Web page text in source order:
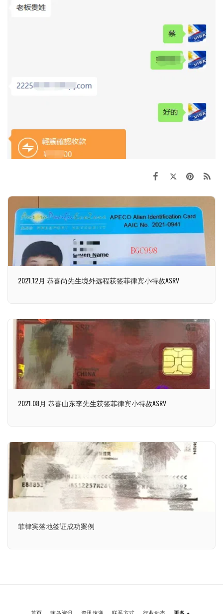
2021.12月 恭喜尚先生境外远程获签菲律宾小特赦ASRV
2021.08月 恭喜山东李先生获签菲律宾小特赦ASRV
菲律宾落地签证成功案例
首页 菲岛资讯 资讯速递 联系方式 行业动态 更多